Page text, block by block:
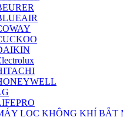
LỌC KHÔNG KHÍ BẮT